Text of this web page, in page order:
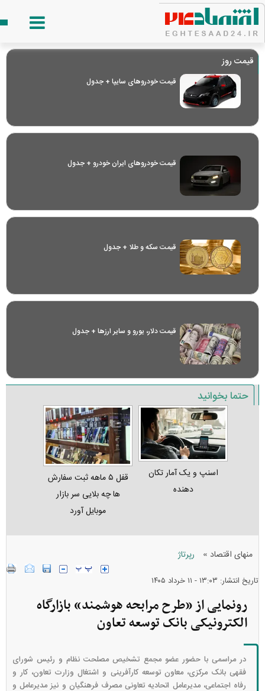
قیمت روز
قیمت خودرو‌های سایپا + جدول
قیمت خودرو‌های ایران خودرو + جدول
قیمت سکه و طلا + جدول
قیمت دلار، یورو و سایر ارز‌ها + جدول
حتما بخوانید
اسنپ و یک آمار تکان‌
دهنده
قفل ۵ ماهه ثبت‌ سفارش‌
ها چه بلایی سر بازار
موبایل آورد
منهای اقتصاد » رپرتاژ
تاریخ انتشار: ۱۳:۰۳ - ۱۱ خرداد ۱۴۰۵
رونمایی از «طرح مرابحه هوشمند» بازارگاه
الکترونیکی بانک توسعه تعاون
در مراسمی با حضور عضو مجمع تشخیص مصلحت نظام و رئیس شورای
فقهی بانک مرکزی، معاون توسعه کارآفرینی و اشتغال وزارت تعاون، کار و
رفاه اجتماعی، مدیرعامل اتحادیه تعاونی مصرف فرهنگیان و نیز مدیرعامل و